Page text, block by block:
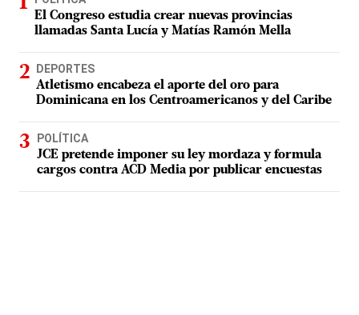
El Congreso estudia crear nuevas provincias
llamadas Santa Lucía y Matías Ramón Mella
DEPORTES
Atletismo encabeza el aporte del oro para
Dominicana en los Centroamericanos y del Caribe
POLÍTICA
JCE pretende imponer su ley mordaza y formula
cargos contra ACD Media por publicar encuestas